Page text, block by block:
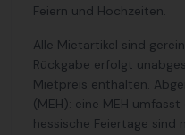
Feiern und Hochzeiten.
Alle Mietartikel sind
Rückgabe erfolgt
Mietpreis enthalten.
(MEH): eine MEH
hessische Feiertage sind